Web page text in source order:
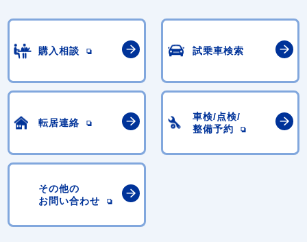
購入相談 試乗車検索
転居連絡
車検/点検/
整備予約
その他の
お問い合わせ